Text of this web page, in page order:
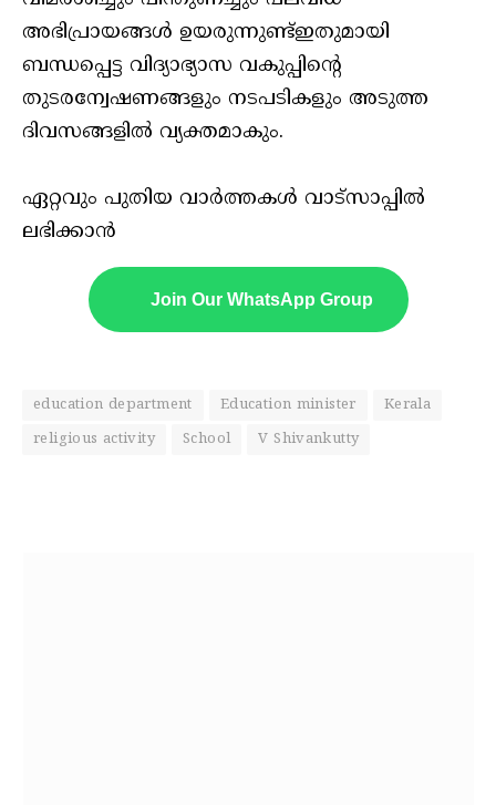
അഭിപ്രായങ്ങൾ ഉയരുന്നുണ്ട്ഇതുമായി
ബന്ധപ്പെട്ട വിദ്യാഭ്യാസ വകുപ്പിന്റെ
തുടരന്വേഷണങ്ങളും നടപടികളും അടുത്ത
ദിവസങ്ങളിൽ വ്യക്തമാകും.
ഏറ്റവും പുതിയ വാർത്തകൾ വാട്സാപ്പിൽ
ലഭിക്കാൻ
Join Our WhatsApp Group
education department Education minister
Kerala
religious activity
School V Shivankutty